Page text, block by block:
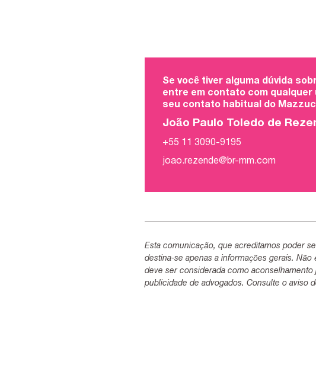
Se você tiver alguma dúvida
entre em contato com qualquer
seu contato habitual do
João Paulo Toledo de
+55 11 3090-9195
joao.rezende@br-mm.com
Esta comunicação, que acreditamos poder
destina-se apenas a informações gerais.
deve ser considerada como
publicidade de advogados. Consulte o aviso